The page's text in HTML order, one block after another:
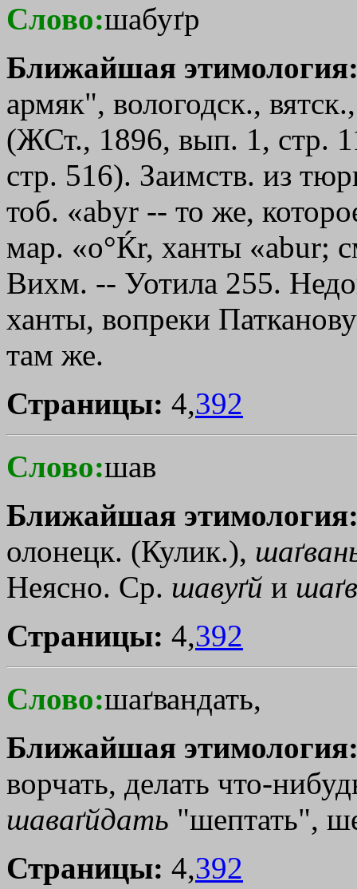
Слово:шабуґр
Ближайшая
армяк", вологодск.,
(ЖСт., 1896, вып. 1, стр.
стр. 516). Заимств. из
тоб. «аbуr -- то же,
мар. «o°­Ќr, ханты «abur;
Вихм. -- Уотила 255.
ханты, вопреки
там же.
Страницы: 4,392
Слово:шав
Ближайшая
олонецк. (Кулик.),
Неясно. Ср. шавуґй и
Страницы: 4,392
Слово:шаґвандать,
Ближайшая
ворчать, делать что-
шаваґйдать "шептать",
Страницы: 4,392